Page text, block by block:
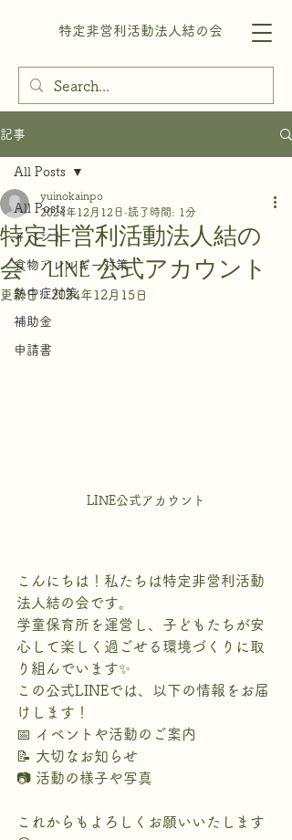
特定非営利活動法人結の会
記事
All Posts
イベント
食物アレルギー対策
熱中症対策
補助金
申請書
All Posts
特定非営利活動法人結の
会 LINE 公式アカウント
yuinokainpo
2024年12月12日 読了時間: 1分
更新日：2024年12月15日
LINE公式アカウント
こんにちは！私たちは特定非営利活動
法人結の会です。
学童保育所を運営し、子どもたちが安
心して楽しく過ごせる環境づくりに取
り組んでいます✨
この公式LINEでは、以下の情報をお届
けします！
📅 イベントや活動のご案内
📝 大切なお知らせ
📷 活動の様子や写真
これからもよろしくお願いいたします